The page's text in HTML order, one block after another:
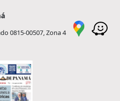
0815-00507, Zona 4